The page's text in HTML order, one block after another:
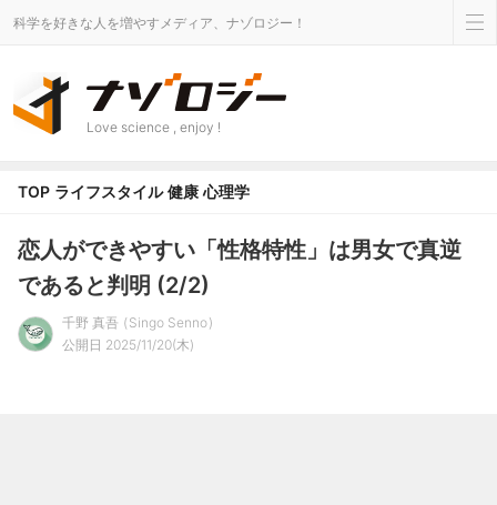
科学を好きな人を増やすメディア、ナゾロジー！
Love science , enjoy !
TOP ライフスタイル 健康 心理学
恋人ができやすい「性格特性」は男女で真逆
であると判明 (2/2)
千野 真吾
Singo Senno
公開日 2025/11/20(木)